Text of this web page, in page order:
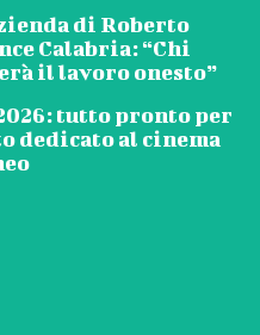
di Roberto
Calabria: “Chi
il lavoro onesto”
tutto pronto per
dedicato al cinema